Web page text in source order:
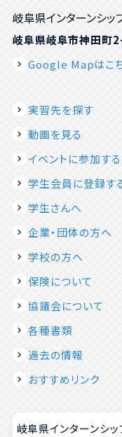
岐阜県インターンシ
岐阜県岐阜市神田町
Google Mapはこ
実習先を探す
動画を見る
イベントに参加する
学生会員に登録す
学生さんへ
企業・団体の方へ
学校の方へ
保険について
協議会について
各種書類
過去の情報
おすすめリンク
岐阜県インターンシ